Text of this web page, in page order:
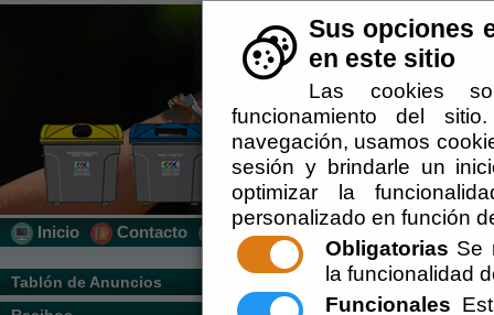
Sus opciones
en este sitio
Las cookies
funcionamiento del
navegación, usamos
sesión y brindarle un
optimizar la
personalizado en función
Obligatorias Se
la funcionalidad
Funcionales
Inicio Contacto Localización
Tablón de Anuncios
Usted se encuentra aquí:Inicio //
Escuchar